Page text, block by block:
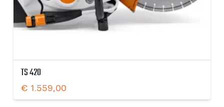
TS 420
€ 1.559,00